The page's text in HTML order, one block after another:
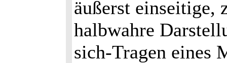
äußerst einseitige,
halbwahre
sich-Tragen eines